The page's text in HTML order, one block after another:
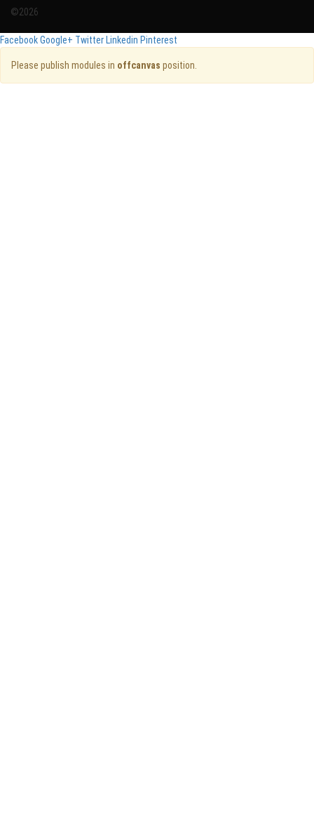
©2026
FacebookGoogle+ Twitter Linkedin Pinterest
Please publish modules in offcanvas position.